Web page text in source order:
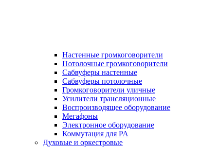
Настенные громкоговорители
Потолочные громкоговорители
Сабвуферы настенные
Сабвуферы потолочные
Громкоговорители уличные
Усилители трансляционные
Воспроизводящее оборудование
Мегафоны
Электронное оборудование
Коммутация для PA
Духовые и оркестровые